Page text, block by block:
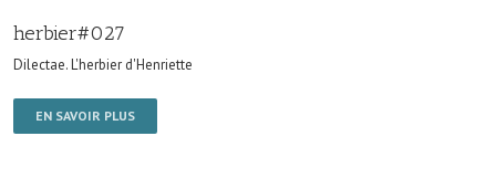
herbier#027
Dilectae. L'herbier d'Henriette
EN SAVOIR PLUS